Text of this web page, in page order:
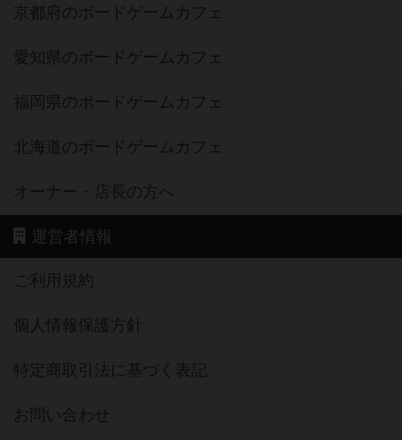
京都府のボードゲームカフェ
愛知県のボードゲームカフェ
福岡県のボードゲームカフェ
北海道のボードゲームカフェ
オーナー・店長の方へ
運営者情報
ご利用規約
個人情報保護方針
特定商取引法に基づく表記
お問い合わせ